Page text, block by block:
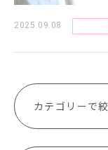
2025.09.08